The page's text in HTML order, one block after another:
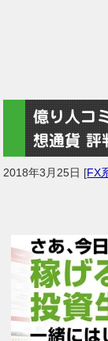
億り人コ
想通貨 評
2018年3月25日 [FX